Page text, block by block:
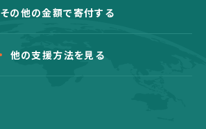
その他の金額で寄付する
他の支援方法を見る